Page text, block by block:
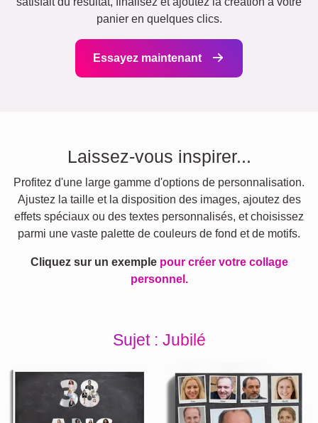
panier en quelques clics.
Essayez maintenant
Laissez-vous inspirer...
Profitez d'une large gamme d'options de personnalisation.
Ajustez la taille et la disposition des images, ajoutez des
effets spéciaux ou des textes personnalisés, et choisissez
parmi une vaste palette de couleurs de fond et de motifs.
Cliquez sur un exemple pour créer votre collage
personnel.
Sujet : Jubilé